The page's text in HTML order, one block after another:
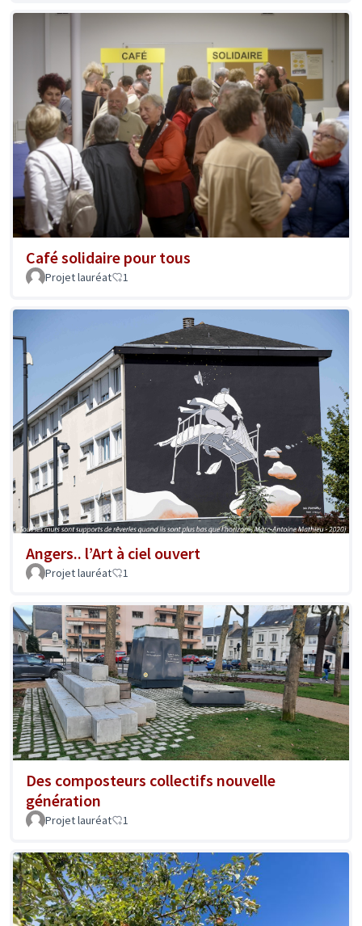
Café solidaire pour tous
Projet lauréat 1
Angers.. l’Art à ciel ouvert
Projet lauréat 1
Des composteurs collectifs nouvelle
génération
Projet lauréat 1